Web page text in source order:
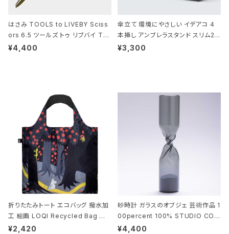
はさみ TOOLS to LIVEBY Sciss
ors 6.5 ツールズ トゥ リブバイ TL
010 シザーズ 6.5 ゴールド
¥4,400
傘立て 環境にやさしい イデアコ 4
本挿し アンブレラスタンド スリム2 i
deaco Umbrella Stand slim2 s
¥3,300
折りたたみトート エコバッグ 撥水加
工 絵画 LOQI Recycled Bag ロ
ーキー 大きめ トートバッグ MOOMI
¥2,420
砂時計 ガラスのオブジェ 芸術作品 1
00percent 100% STUDIO COH
AKU Timeless 100パーセント ス
¥4,400